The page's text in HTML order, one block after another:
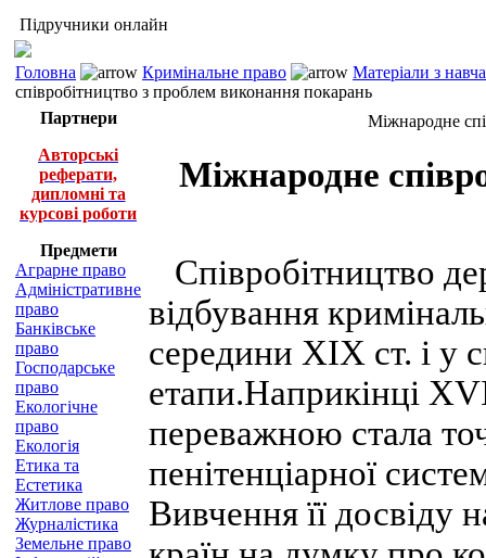
Підручники онлайн
Головна Кримінальне право
Матеріали з
співробітництво з проблем виконання покарань
Партнери
Авторські
реферати,
дипломні та
курсові роботи
Предмети
Аграрне право
Адміністративне
право
Банківське
право
Господарське
право
Екологічне
право
Екологія
Етика та
Естетика
Житлове право
Журналістика
Земельне право
Міжнародне
Міжнародне
Співробітництво
відбування
середини XIX ст. і у
етапи.Наприкінці
переважною стала
пенітенціарної
Вивчення її досвіду